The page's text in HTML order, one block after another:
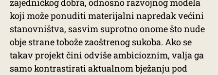
zajedničkog dobra, odnosno razvojnog modela
koji može ponuditi materijalni napredak većini
stanovništva, sasvim suprotno onome što nude
obje strane tobože zaoštrenog sukoba. Ako se
takav projekt čini odviše ambicioznim, valja ga
samo kontrastirati aktualnom bježanju pod